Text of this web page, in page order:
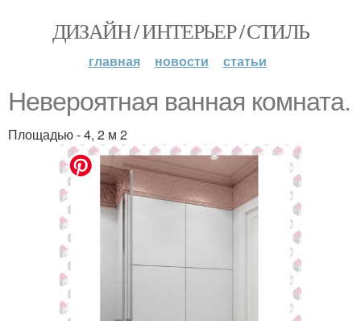
ДИЗАЙН / ИНТЕРЬЕР / СТИЛЬ
главная новости статьи
Невероятная ванная комната.
Площадью - 4, 2 м 2